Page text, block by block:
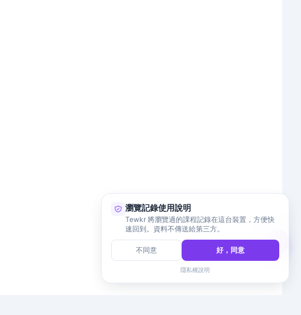
瀏覽記錄使用說明
Tewkr 將瀏覽過的課程記錄在這台裝置，方便快
速回到。資料不傳送給第三方。
不同意 好，同意
隱私權說明